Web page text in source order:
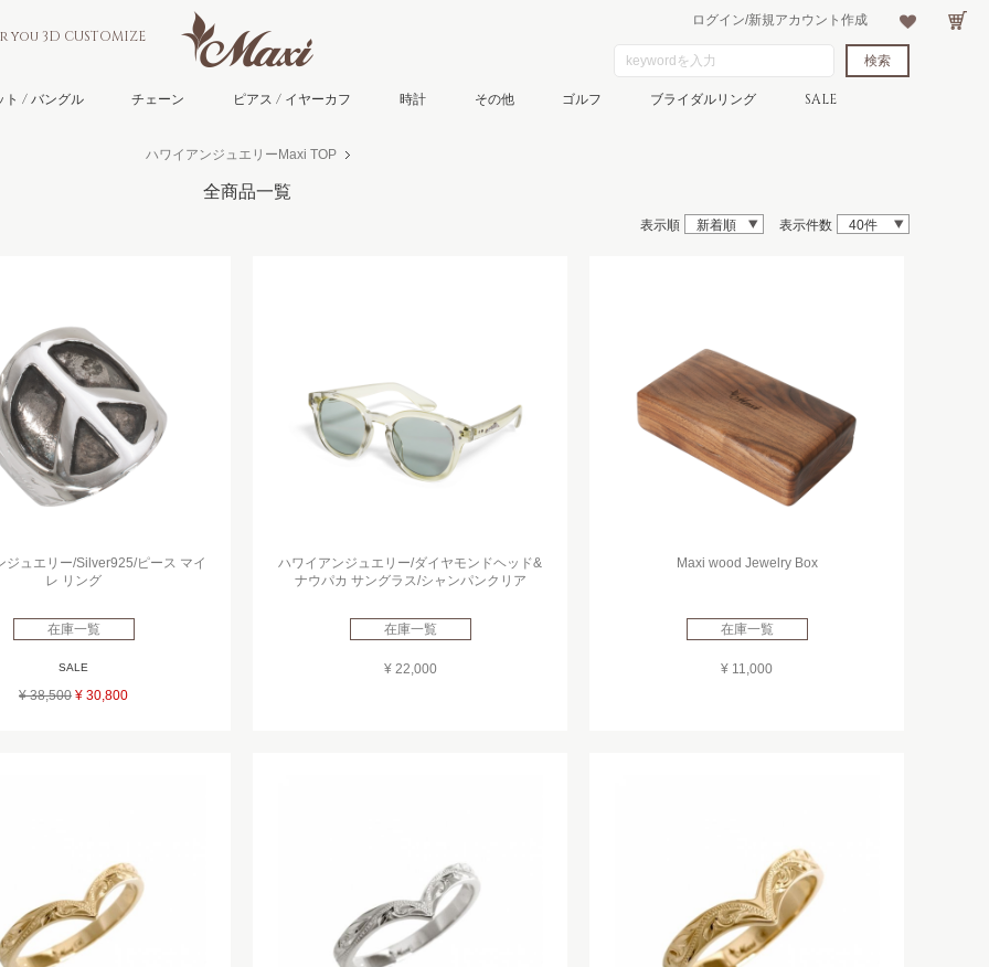
3D CUSTOMIZE
ト / バングル チェーン ピアス / イヤーカフ 時計 その他 ゴルフ ブライダルリング SALE
ハワイアンジュエリーMaxi TOP
全商品一覧
表示順 新着順 表示件数 40件
ジュエリー/Silver925/ピース マイ
レ リング
在庫一覧
SALE
¥ 38,500 ¥ 30,800
ハワイアンジュエリー/ダイヤモンドヘッド&
ナウパカ サングラス/シャンパンクリア
在庫一覧
¥ 22,000
Maxi wood Jewelry Box
在庫一覧
¥ 11,000
ログイン/新規アカウント作成